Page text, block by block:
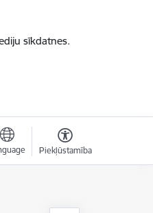
sīkdatnes.
Piekļūstamība